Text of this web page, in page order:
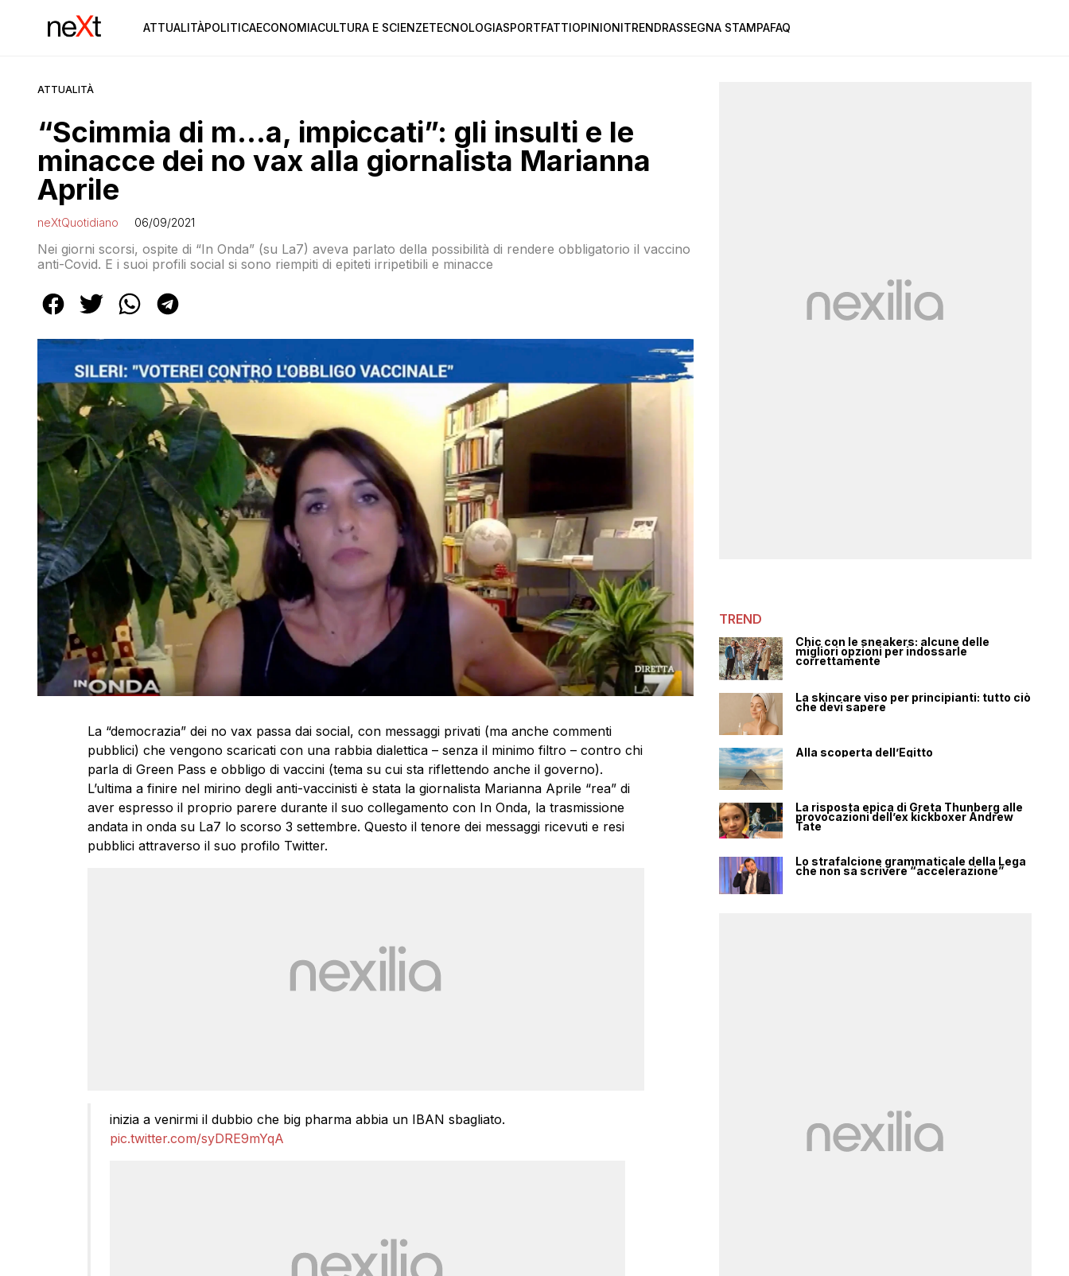
ATTUALITÀPOLITICAECONOMIACULTURA E SCIENZETECNOLOGIASPORTFATTIOPINIONITRENDRASSEGNA STAMPAFAQ
ATTUALITÀ
“Scimmia di m…a, impiccati”: gli insulti e le
minacce dei no vax alla giornalista Marianna
Aprile
neXtQuotidiano 06/09/2021
Nei giorni scorsi, ospite di “In Onda” (su La7) aveva parlato della possibilità di rendere obbligatorio il vaccino
anti-Covid. E i suoi profili social si sono riempiti di epiteti irripetibili e minacce
La “democrazia” dei no vax passa dai social, con messaggi privati (ma anche commenti
pubblici) che vengono scaricati con una rabbia dialettica – senza il minimo filtro – contro chi
parla di Green Pass e obbligo di vaccini (tema su cui sta riflettendo anche il governo).
L’ultima a finire nel mirino degli anti-vaccinisti è stata la giornalista Marianna Aprile “rea” di
aver espresso il proprio parere durante il suo collegamento con In Onda, la trasmissione
andata in onda su La7 lo scorso 3 settembre. Questo il tenore dei messaggi ricevuti e resi
pubblici attraverso il suo profilo Twitter.
inizia a venirmi il dubbio che big pharma abbia un IBAN sbagliato.
pic.twitter.com/syDRE9mYqA
TREND
Chic con le sneakers: alcune delle
migliori opzioni per indossarle
correttamente
La skincare viso per principianti: tutto ciò
che devi sapere
Alla scoperta dell’Egitto
La risposta epica di Greta Thunberg alle
provocazioni dell’ex kickboxer Andrew
Tate
Lo strafalcione grammaticale della Lega
che non sa scrivere “accelerazione”